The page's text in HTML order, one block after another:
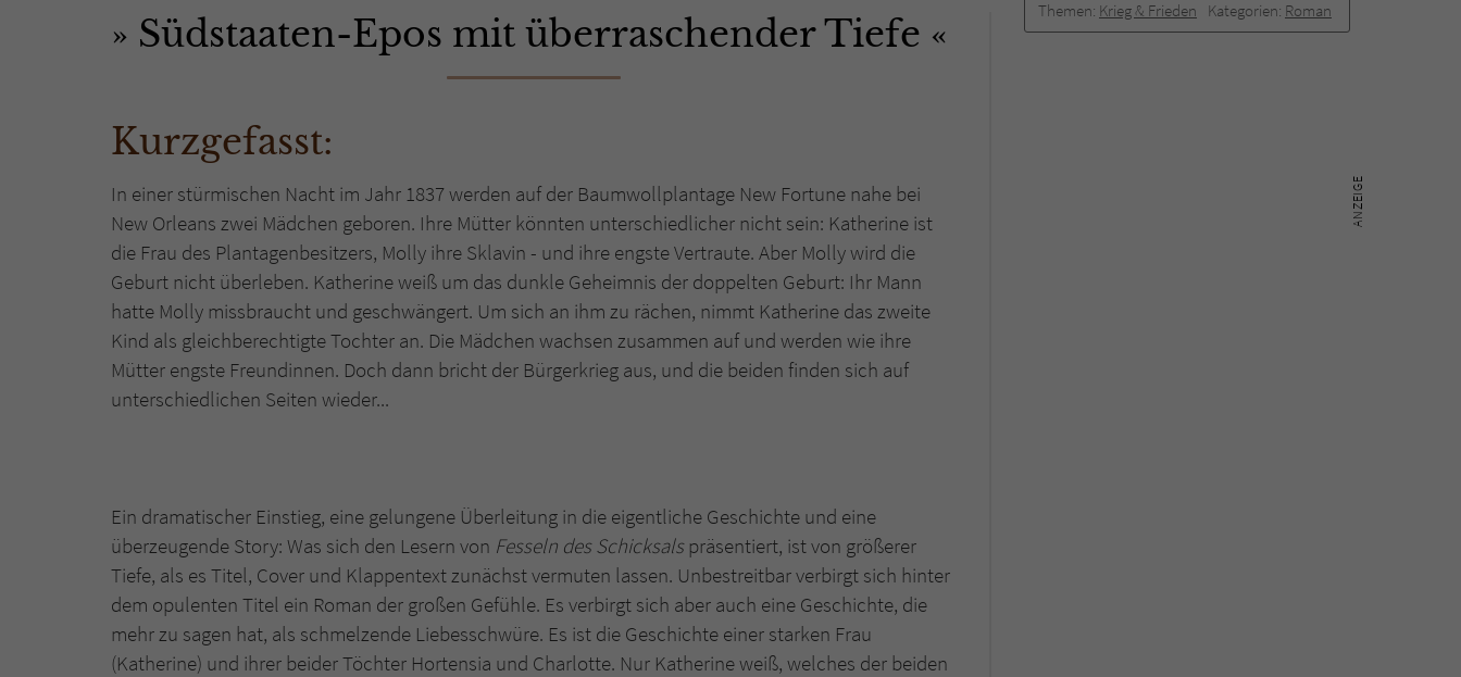
Themen: Krieg & Frieden Kategorien: Roman
Südstaaten-Epos mit überraschender Tiefe
Kurzgefasst:
In einer stürmischen Nacht im Jahr 1837 werden auf der Baumwollplantage New Fortune nahe bei
New Orleans zwei Mädchen geboren. Ihre Mütter könnten unterschiedlicher nicht sein: Katherine ist
die Frau des Plantagenbesitzers, Molly ihre Sklavin - und ihre engste Vertraute. Aber Molly wird die
Geburt nicht überleben. Katherine weiß um das dunkle Geheimnis der doppelten Geburt: Ihr Mann
hatte Molly missbraucht und geschwängert. Um sich an ihm zu rächen, nimmt Katherine das zweite
Kind als gleichberechtigte Tochter an. Die Mädchen wachsen zusammen auf und werden wie ihre
Mütter engste Freundinnen. Doch dann bricht der Bürgerkrieg aus, und die beiden finden sich auf
unterschiedlichen Seiten wieder...
Ein dramatischer Einstieg, eine gelungene Überleitung in die eigentliche Geschichte und eine
überzeugende Story: Was sich den Lesern von Fesseln des Schicksalspräsentiert, ist von größerer
Tiefe, als es Titel, Cover und Klappentext zunächst vermuten lassen. Unbestreitbar verbirgt sich hinter
dem opulenten Titel ein Roman der großen Gefühle. Es verbirgt sich aber auch eine Geschichte, die
mehr zu sagen hat, als schmelzende Liebesschwüre. Es ist die Geschichte einer starken Frau
(Katherine) und ihrer beider Töchter Hortensia und Charlotte. Nur Katherine weiß, welches der beiden
Name tx_pwcomments_ahash
Zweck Cookie für Kommentare einzelner Buchtitel
Name fe_typo_user
Anbieter Literatur-Couch Medien GmbH & Co. KG
Laufzeit Session